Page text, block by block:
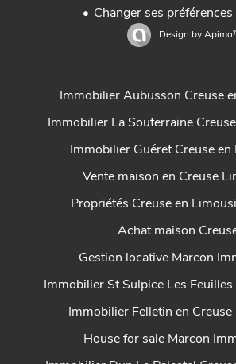
Changer ses préférences
Design by
Immobilier Aubusson Creuse
Immobilier La Souterraine
Immobilier Guéret Creuse en
Vente maison en Creuse
Propriétés Creuse en
Achat maison
Gestion locative Marcon
Immobilier St Sulpice Les
Immobilier Felletin en
House for sale Marcon